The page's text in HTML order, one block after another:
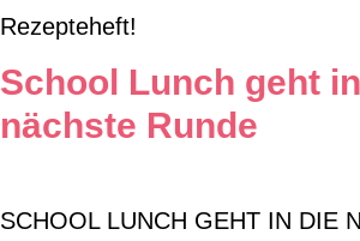
Rezepteheft!
School Lunch geht
nächste Runde
SCHOOL LUNCH GEHT IN DIE